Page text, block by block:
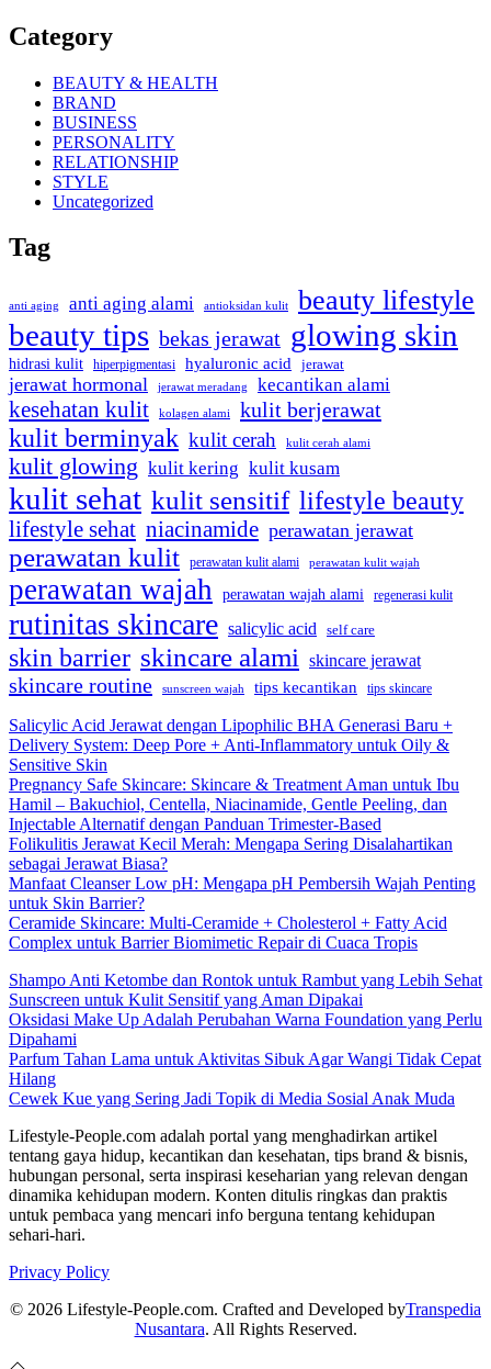
Category
BEAUTY & HEALTH
BRAND
BUSINESS
PERSONALITY
RELATIONSHIP
STYLE
Uncategorized
Tag
anti aging anti aging alami antioksidan kulit beauty lifestyle
beauty tips bekas jerawat glowing skin
hidrasi kulit hiperpigmentasi hyaluronic acid jerawat
jerawat hormonal jerawat meradang kecantikan alami
kesehatan kulit kolagen alami kulit berjerawat
kulit berminyak kulit cerah kulit cerah alami
kulit glowing kulit kering kulit kusam
kulit sehat kulit sensitif lifestyle beauty
lifestyle sehat niacinamide perawatan jerawat
perawatan kulit perawatan kulit alami perawatan kulit wajah
perawatan wajah perawatan wajah alami regenerasi kulit
rutinitas skincare salicylic acid self care
skin barrier skincare alami skincare jerawat
skincare routine sunscreen wajah tips kecantikan tips skincare
Salicylic Acid Jerawat dengan Lipophilic BHA Generasi Baru +
Delivery System: Deep Pore + Anti-Inflammatory untuk Oily &
Sensitive Skin
Pregnancy Safe Skincare: Skincare & Treatment Aman untuk Ibu
Hamil – Bakuchiol, Centella, Niacinamide, Gentle Peeling, dan
Injectable Alternatif dengan Panduan Trimester-Based
Folikulitis Jerawat Kecil Merah: Mengapa Sering Disalahartikan
sebagai Jerawat Biasa?
Manfaat Cleanser Low pH: Mengapa pH Pembersih Wajah Penting
untuk Skin Barrier?
Ceramide Skincare: Multi-Ceramide + Cholesterol + Fatty Acid
Complex untuk Barrier Biomimetic Repair di Cuaca Tropis
Shampo Anti Ketombe dan Rontok untuk Rambut yang Lebih Sehat
Sunscreen untuk Kulit Sensitif yang Aman Dipakai
Oksidasi Make Up Adalah Perubahan Warna Foundation yang Perlu
Dipahami
Parfum Tahan Lama untuk Aktivitas Sibuk Agar Wangi Tidak Cepat
Hilang
Cewek Kue yang Sering Jadi Topik di Media Sosial Anak Muda
Lifestyle-People.com adalah portal yang menghadirkan artikel
tentang gaya hidup, kecantikan dan kesehatan, tips brand & bisnis,
hubungan personal, serta inspirasi keseharian yang relevan dengan
dinamika kehidupan modern. Konten ditulis ringkas dan praktis
untuk pembaca yang mencari info berguna tentang kehidupan
sehari-hari.
Privacy Policy
© 2026 Lifestyle-People.com. Crafted and Developed byTranspedia
Nusantara. All Rights Reserved.